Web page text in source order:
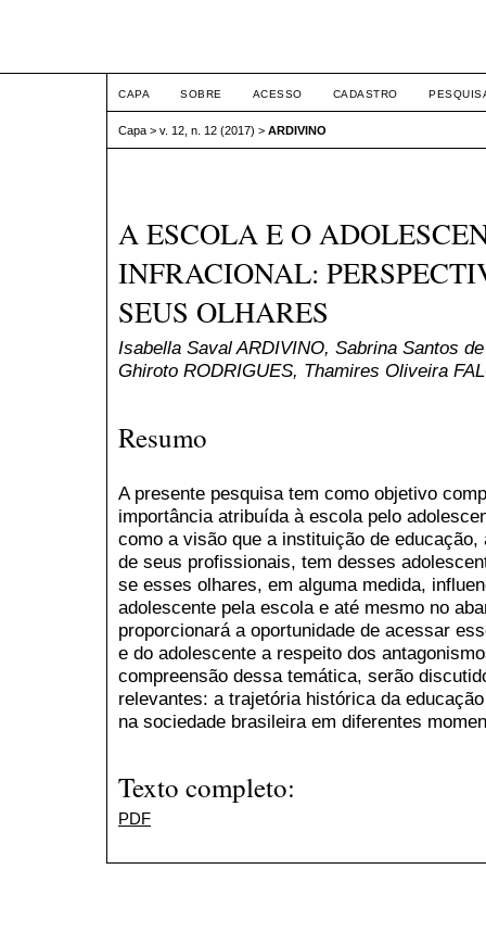
CAPA SOBRE ACESSO CADASTRO
Capa > v. 12, n. 12 (2017) > ARDIVINO
A ESCOLA E O
INFRACIONAL:
SEUS OLHARES
Isabella Saval ARDIVINO, Sabrina Santos
Ghiroto RODRIGUES, Thamires Oliveira
Resumo
A presente pesquisa tem como objetivo
importância atribuída à escola pelo
como a visão que a instituição de
de seus profissionais, tem desses
se esses olhares, em alguma medida,
adolescente pela escola e até mesmo no
proporcionará a oportunidade de acessar
e do adolescente a respeito dos
compreensão dessa temática, serão
relevantes: a trajetória histórica da
na sociedade brasileira em diferentes
Texto completo:
PDF